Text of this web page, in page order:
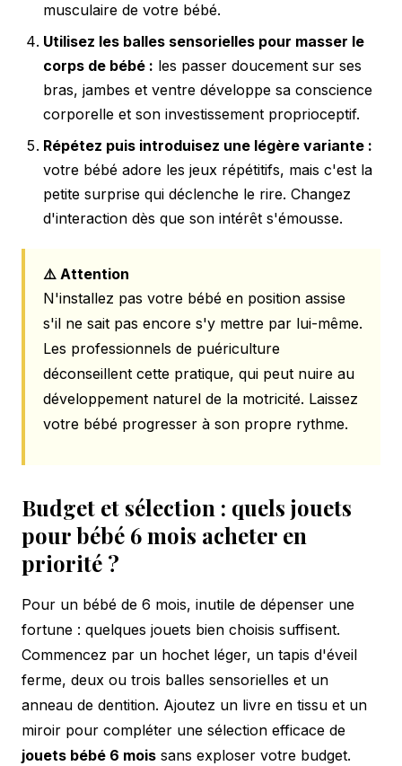
musculaire de votre bébé.
Utilisez les balles sensorielles pour masser le
corps de bébé : les passer doucement sur ses
bras, jambes et ventre développe sa conscience
corporelle et son investissement proprioceptif.
Répétez puis introduisez une légère variante :
votre bébé adore les jeux répétitifs, mais c'est la
petite surprise qui déclenche le rire. Changez
d'interaction dès que son intérêt s'émousse.
⚠️ Attention
N'installez pas votre bébé en position assise
s'il ne sait pas encore s'y mettre par lui-même.
Les professionnels de puériculture
déconseillent cette pratique, qui peut nuire au
développement naturel de la motricité. Laissez
votre bébé progresser à son propre rythme.
Budget et sélection : quels jouets
pour bébé 6 mois acheter en
priorité ?
Pour un bébé de 6 mois, inutile de dépenser une
fortune : quelques jouets bien choisis suffisent.
Commencez par un hochet léger, un tapis d'éveil
ferme, deux ou trois balles sensorielles et un
anneau de dentition. Ajoutez un livre en tissu et un
miroir pour compléter une sélection efficace de
jouets bébé 6 mois sans exploser votre budget.